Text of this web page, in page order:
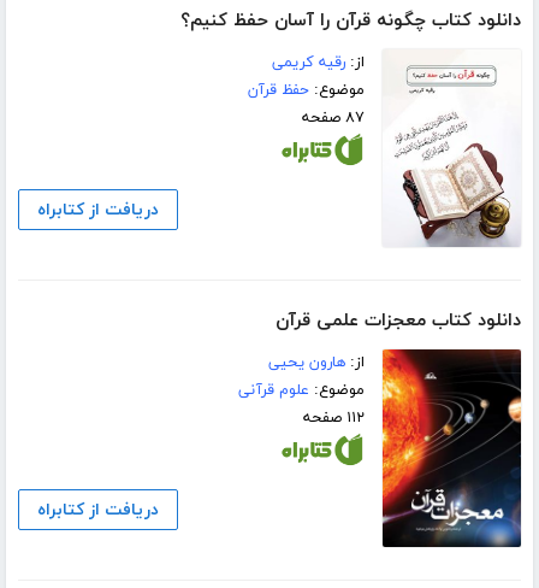
دانلود کتاب چگونه قرآن را آسان حفظ کنیم؟
از:رقیه کریمی
موضوع:حفظ قرآن
۸۷ صفحه
دریافت از کتابراه
دانلود کتاب معجزات علمی قرآن
از:هارون یحیی
موضوع: علوم قرآنی
۱۱۲ صفحه
دریافت از کتابراه